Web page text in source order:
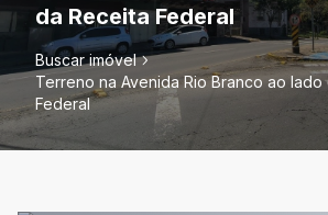
da Receita Federal
Buscar imóvel
Terreno na Avenida Rio Branco ao lado
Federal